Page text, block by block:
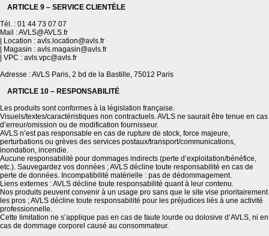
ARTICLE 9 – SERVICE CLIENTÈLE
Tél. : 01 44 73 07 07
Mail : AVLS@AVLS.fr
| Location : avls.location@avls.fr
| Magasin : avls.magasin@avls.fr
| VPC : avls.vpc@avls.fr
Adresse : AVLS Paris, 2 bd de la Bastille, 75012 Paris
ARTICLE 10 – RESPONSABILITÉ
Les produits sont conformes à la législation française.
Visuels/textes/caractéristiques non contractuels. AVLS ne saurait être tenue en cas
d’erreur/omission ou de modification fournisseur.
AVLS n’est pas responsable en cas de rupture de stock, force majeure,
perturbations ou grèves des services postaux/transport/communications,
inondation, incendie.
Aucune responsabilité pour dommages indirects (perte d’exploitation/bénéfice,
etc.). Sauvegardez vos données ; AVLS décline toute responsabilité en cas de
perte de données. Incompatibilité matérielle : pas de dédommagement.
Liens externes : AVLS décline toute responsabilité quant à leur contenu.
Nos produits peuvent convenir à un usage pro sans que le site vise prioritairement
les pros ; AVLS décline toute responsabilité pour les préjudices liés à une activité
professionnelle.
Cette limitation ne s’applique pas en cas de faute lourde ou dolosive d’AVLS, ni en
cas de dommage corporel causé au consommateur.